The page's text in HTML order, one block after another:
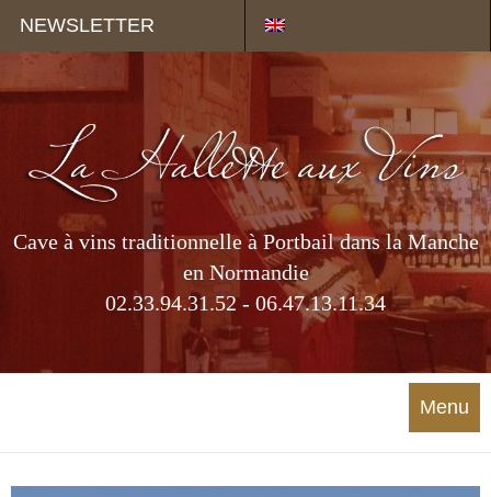
NEWSLETTER
Cave à vins traditionnelle à Portbail dans la Manche
en Normandie
02.33.94.31.52 - 06.47.13.11.34
Menu
Panneau de gestion des cookies